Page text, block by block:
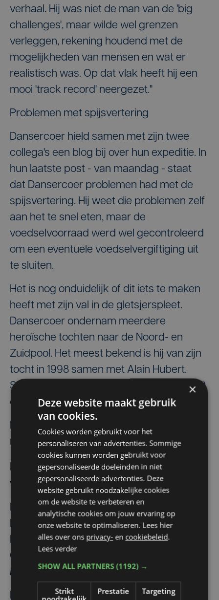
verhaal. Hij was niet de man van de 'big
challenges', maar wilde wel grenzen
verleggen, rekening houdend met de
mogelijkheden van mensen en wat er
realistisch was. Op dat vlak heeft hij een
mooi 'track record' neergezet."
Problemen met spijsvertering
Dansercoer hield samen met zijn twee
collega's een blog bij over hun expeditie. In
hun laatste post - van maandag - staat
dat Dansercoer problemen had met de
spijsvertering. Hij weet die problemen zelf
aan het te snel eten, maar de
voedselvoorraad werd wel gecontroleerd
om een eventuele voedselvergiftiging uit
te sluiten.
Het is nog onduidelijk of dit iets te maken
heeft met zijn val in de gletsjerspleet.
Dansercoer ondernam meerdere
heroïsche tochten naar de Noord- en
Zuidpool. Het meest bekend is hij van zijn
tocht in 1998 samen met Alain Hubert.
Samen staken ze Antarctica (de Zuidpool)
over.
Hij laat een vrouw, Julie, en vier kinderen
na.
Rouwregister in Nieuwpoort: "Dixie
was heel populair"
Hij is ereburger in zijn geboortestad
Nieuwpoort. Daar is hij vereeuwigd in een
kunstwerk van kunstenaar Freddy
Cappon: 'De Poolreiziger'
Nieuwpoort).
Dixie Dancercoer woonde maar korte tijd
×
Deze website maakt gebruik
van cookies.
Cookies worden gebruikt voor het
personaliseren van advertenties. Sommige
cookies kunnen worden gebruikt voor
gepersonaliseerde doeleinden in niet
gepersonaliseerde advertenties. Deze
website gebruikt noodzakelijke cookies
om de website te verbeteren en
analytische cookies om jouw ervaring op
onze website te optimaliseren. Lees hier
alles over ons privacy- en cookiebeleid.
Lees verder
SHOW ALL PARTNERS(1192) →
Strikt
Prestatie Targeting